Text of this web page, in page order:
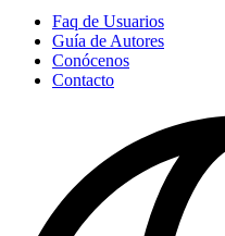
Faq de Usuarios
Guía de Autores
Conócenos
Contacto